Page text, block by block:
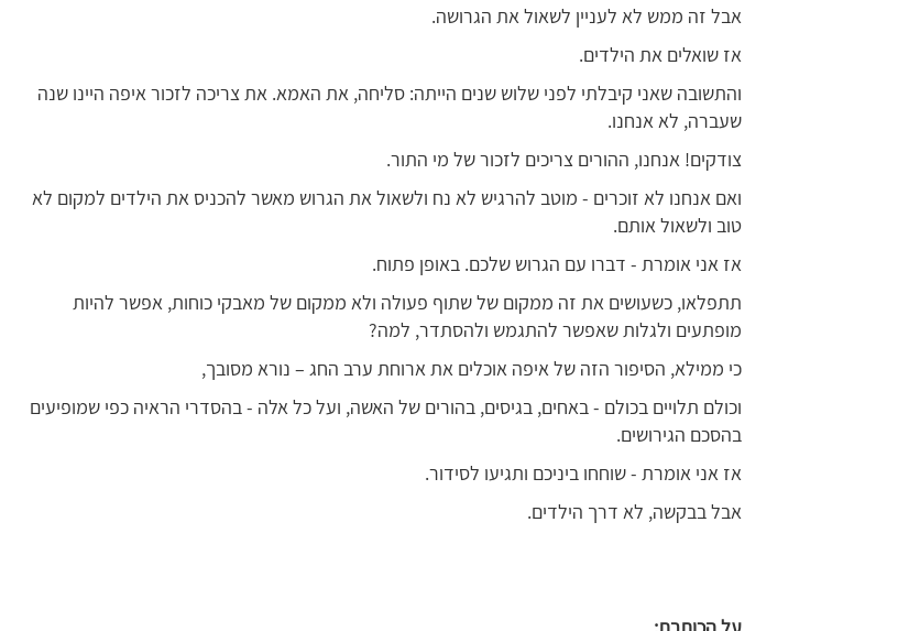
אבל זה ממש לא לעניין לשאול את הגרושה.
אז שואלים את הילדים.
והתשובה שאני קיבלתי לפני שלוש שנים הייתה: סליחה, את האמא. את צריכה לזכור איפה היינו שנה
שעברה, לא אנחנו.
צודקים! אנחנו, ההורים צריכים לזכור של מי התור.
ואם אנחנו לא זוכרים - מוטב להרגיש לא נח ולשאול את הגרוש מאשר להכניס את הילדים למקום לא
טוב ולשאול אותם.
אז אני אומרת - דברו עם הגרוש שלכם. באופן פתוח.
תתפלאו, כשעושים את זה ממקום של שתוף פעולה ולא ממקום של מאבקי כוחות, אפשר להיות
מופתעים ולגלות שאפשר להתגמש ולהסתדר, למה?
כי ממילא, הסיפור הזה של איפה אוכלים את ארוחת ערב החג – נורא מסובך,
וכולם תלויים בכולם - באחים, בגיסים, בהורים של האשה, ועל כל אלה - בהסדרי הראיה כפי שמופיעים
בהסכם הגירושים.
אז אני אומרת - שוחחו ביניכם ותגיעו לסידור.
אבל בבקשה, לא דרך הילדים.